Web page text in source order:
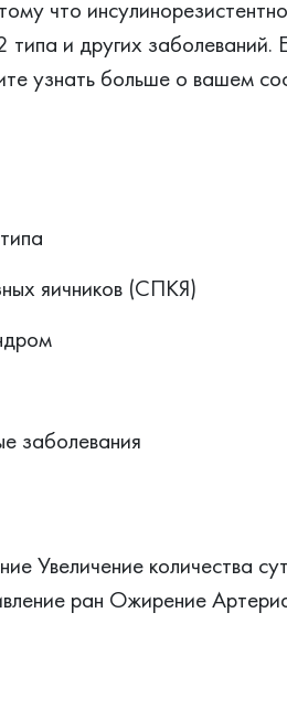
что
и других заболеваний.
узнать больше о вашем
яичников (СПКЯ)
заболевания
Увеличение количества
ран Ожирение